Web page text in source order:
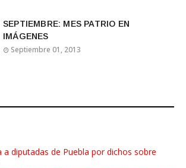
SEPTIEMBRE: MES PATRIO EN
IMÁGENES
Septiembre 01, 2013
a diputadas de Puebla por dichos sobre